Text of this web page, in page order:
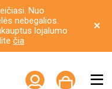
Nuo
nebegalios.
lojalumo
čia